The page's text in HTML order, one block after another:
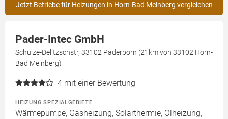
Jetzt Betriebe für Heizungen in Horn-Bad Meinberg vergleichen
Pader-Intec GmbH
Schulze-Delitzschstr, 33102 Paderborn (21km von 33102 Horn-
Bad Meinberg)
4 mit einer Bewertung
HEIZUNG SPEZIALGEBIETE
Wärmepumpe, Gasheizung, Solarthermie, Ölheizung,